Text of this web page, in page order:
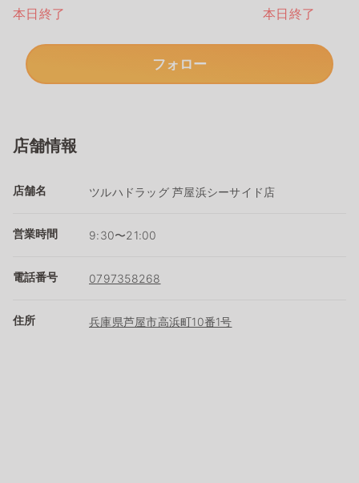
本日終了
本日終了
フォロー
店舗情報
店舗名 ツルハドラッグ 芦屋浜シーサイド店
営業時間 9:30〜21:00
電話番号 0797358268
住所 兵庫県芦屋市高浜町10番1号